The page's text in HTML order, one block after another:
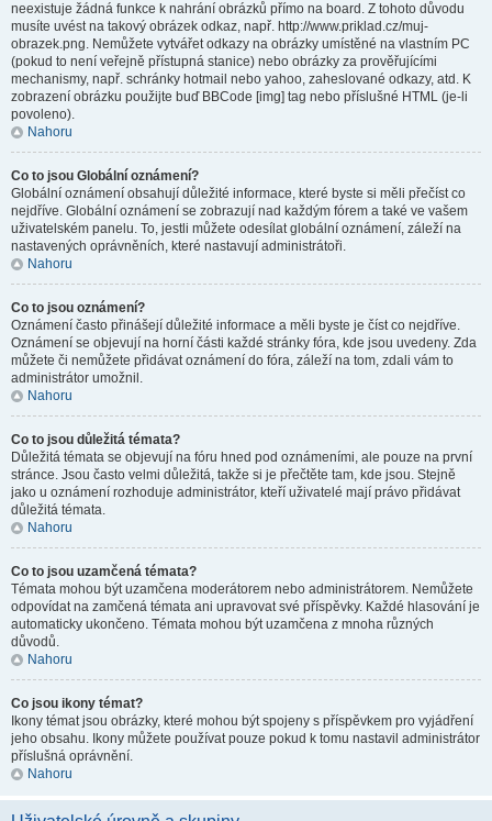
neexistuje žádná funkce k nahrání obrázků přímo na board. Z tohoto důvodu
musíte uvést na takový obrázek odkaz, např. http://www.priklad.cz/muj-
obrazek.png. Nemůžete vytvářet odkazy na obrázky umístěné na vlastním PC
(pokud to není veřejně přístupná stanice) nebo obrázky za prověřujícími
mechanismy, např. schránky hotmail nebo yahoo, zaheslované odkazy, atd. K
zobrazení obrázku použijte buď BBCode [img] tag nebo příslušné HTML (je-li
povoleno).
Nahoru
Co to jsou Globální oznámení?
Globální oznámení obsahují důležité informace, které byste si měli přečíst co
nejdříve. Globální oznámení se zobrazují nad každým fórem a také ve vašem
uživatelském panelu. To, jestli můžete odesílat globální oznámení, záleží na
nastavených oprávněních, které nastavují administrátoři.
Nahoru
Co to jsou oznámení?
Oznámení často přinášejí důležité informace a měli byste je číst co nejdříve.
Oznámení se objevují na horní části každé stránky fóra, kde jsou uvedeny. Zda
můžete či nemůžete přidávat oznámení do fóra, záleží na tom, zdali vám to
administrátor umožnil.
Nahoru
Co to jsou důležitá témata?
Důležitá témata se objevují na fóru hned pod oznámeními, ale pouze na první
stránce. Jsou často velmi důležitá, takže si je přečtěte tam, kde jsou. Stejně
jako u oznámení rozhoduje administrátor, kteří uživatelé mají právo přidávat
důležitá témata.
Nahoru
Co to jsou uzamčená témata?
Témata mohou být uzamčena moderátorem nebo administrátorem. Nemůžete
odpovídat na zamčená témata ani upravovat své příspěvky. Každé hlasování je
automaticky ukončeno. Témata mohou být uzamčena z mnoha různých
důvodů.
Nahoru
Co jsou ikony témat?
Ikony témat jsou obrázky, které mohou být spojeny s příspěvkem pro vyjádření
jeho obsahu. Ikony můžete používat pouze pokud k tomu nastavil administrátor
příslušná oprávnění.
Nahoru